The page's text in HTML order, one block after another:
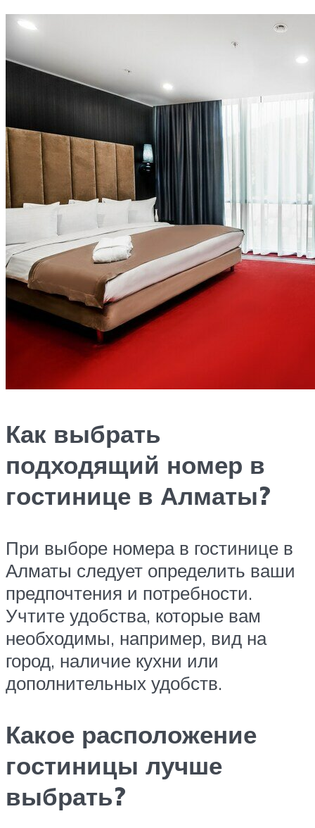
Как выбрать
подходящий номер в
гостинице в Алматы?
При выборе номера в гостинице в
Алматы следует определить ваши
предпочтения и потребности.
Учтите удобства, которые вам
необходимы, например, вид на
город, наличие кухни или
дополнительных удобств.
Какое расположение
гостиницы лучше
выбрать?